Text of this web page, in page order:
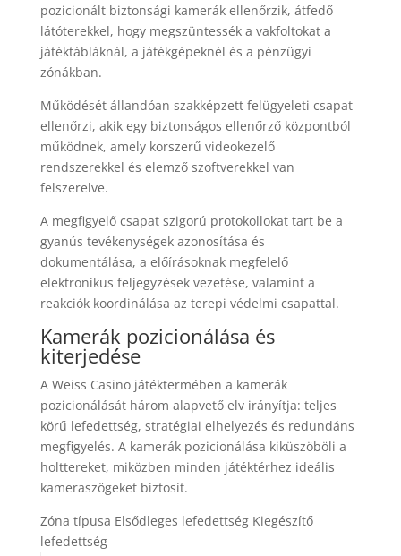
pozicionált biztonsági kamerák ellenőrzik, átfedő
látóterekkel, hogy megszüntessék a vakfoltokat a
játéktábláknál, a játékgépeknél és a pénzügyi
zónákban.
Működését állandóan szakképzett felügyeleti csapat
ellenőrzi, akik egy biztonságos ellenőrző központból
működnek, amely korszerű videokezelő
rendszerekkel és elemző szoftverekkel van
felszerelve.
A megfigyelő csapat szigorú protokollokat tart be a
gyanús tevékenységek azonosítása és
dokumentálása, a előírásoknak megfelelő
elektronikus feljegyzések vezetése, valamint a
reakciók koordinálása az terepi védelmi csapattal.
Kamerák pozicionálása és
kiterjedése
A Weiss Casino játéktermében a kamerák
pozicionálását három alapvető elv irányítja: teljes
körű lefedettség, stratégiai elhelyezés és redundáns
megfigyelés. A kamerák pozicionálása kiküszöböli a
holttereket, miközben minden játéktérhez ideális
kameraszögeket biztosít.
Zóna típusa Elsődleges lefedettség Kiegészítő
lefedettség